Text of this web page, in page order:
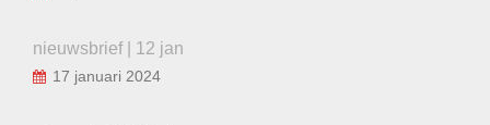
nieuwsbrief | 12 jan
17 januari 2024